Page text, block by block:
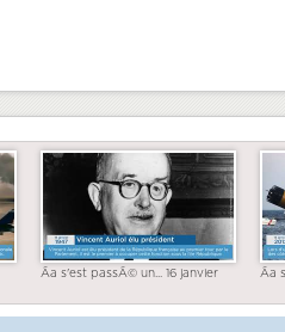
Ãa s'est passÃ© un... 16 janvier Ãa